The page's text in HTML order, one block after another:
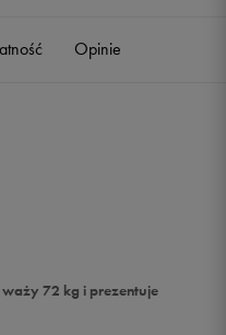
Opinie
72 kg i prezentuje